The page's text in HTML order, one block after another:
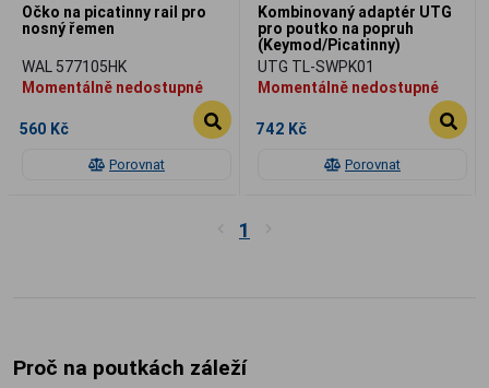
Porovnat
Očko na picatinny rail pro
nosný řemen
WAL 577105HK
Momentálně nedostupné
560 Kč
Porovnat
Kombinovaný adaptér UTG
pro poutko na popruh
(Keymod/Picatinny)
UTG TL-SWPK01
Momentálně nedostupné
742 Kč
1
Proč na poutkách záleží